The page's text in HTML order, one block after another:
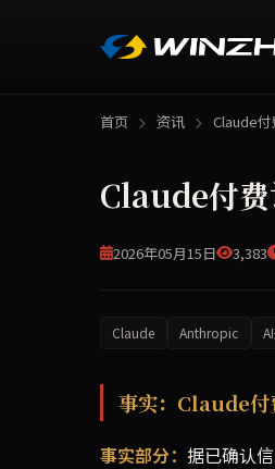
首页 资讯 Claude
Claude付费
2026年05月15日 3,383
Claude Anthropic
事实：Claude付
事实部分： 据已确认